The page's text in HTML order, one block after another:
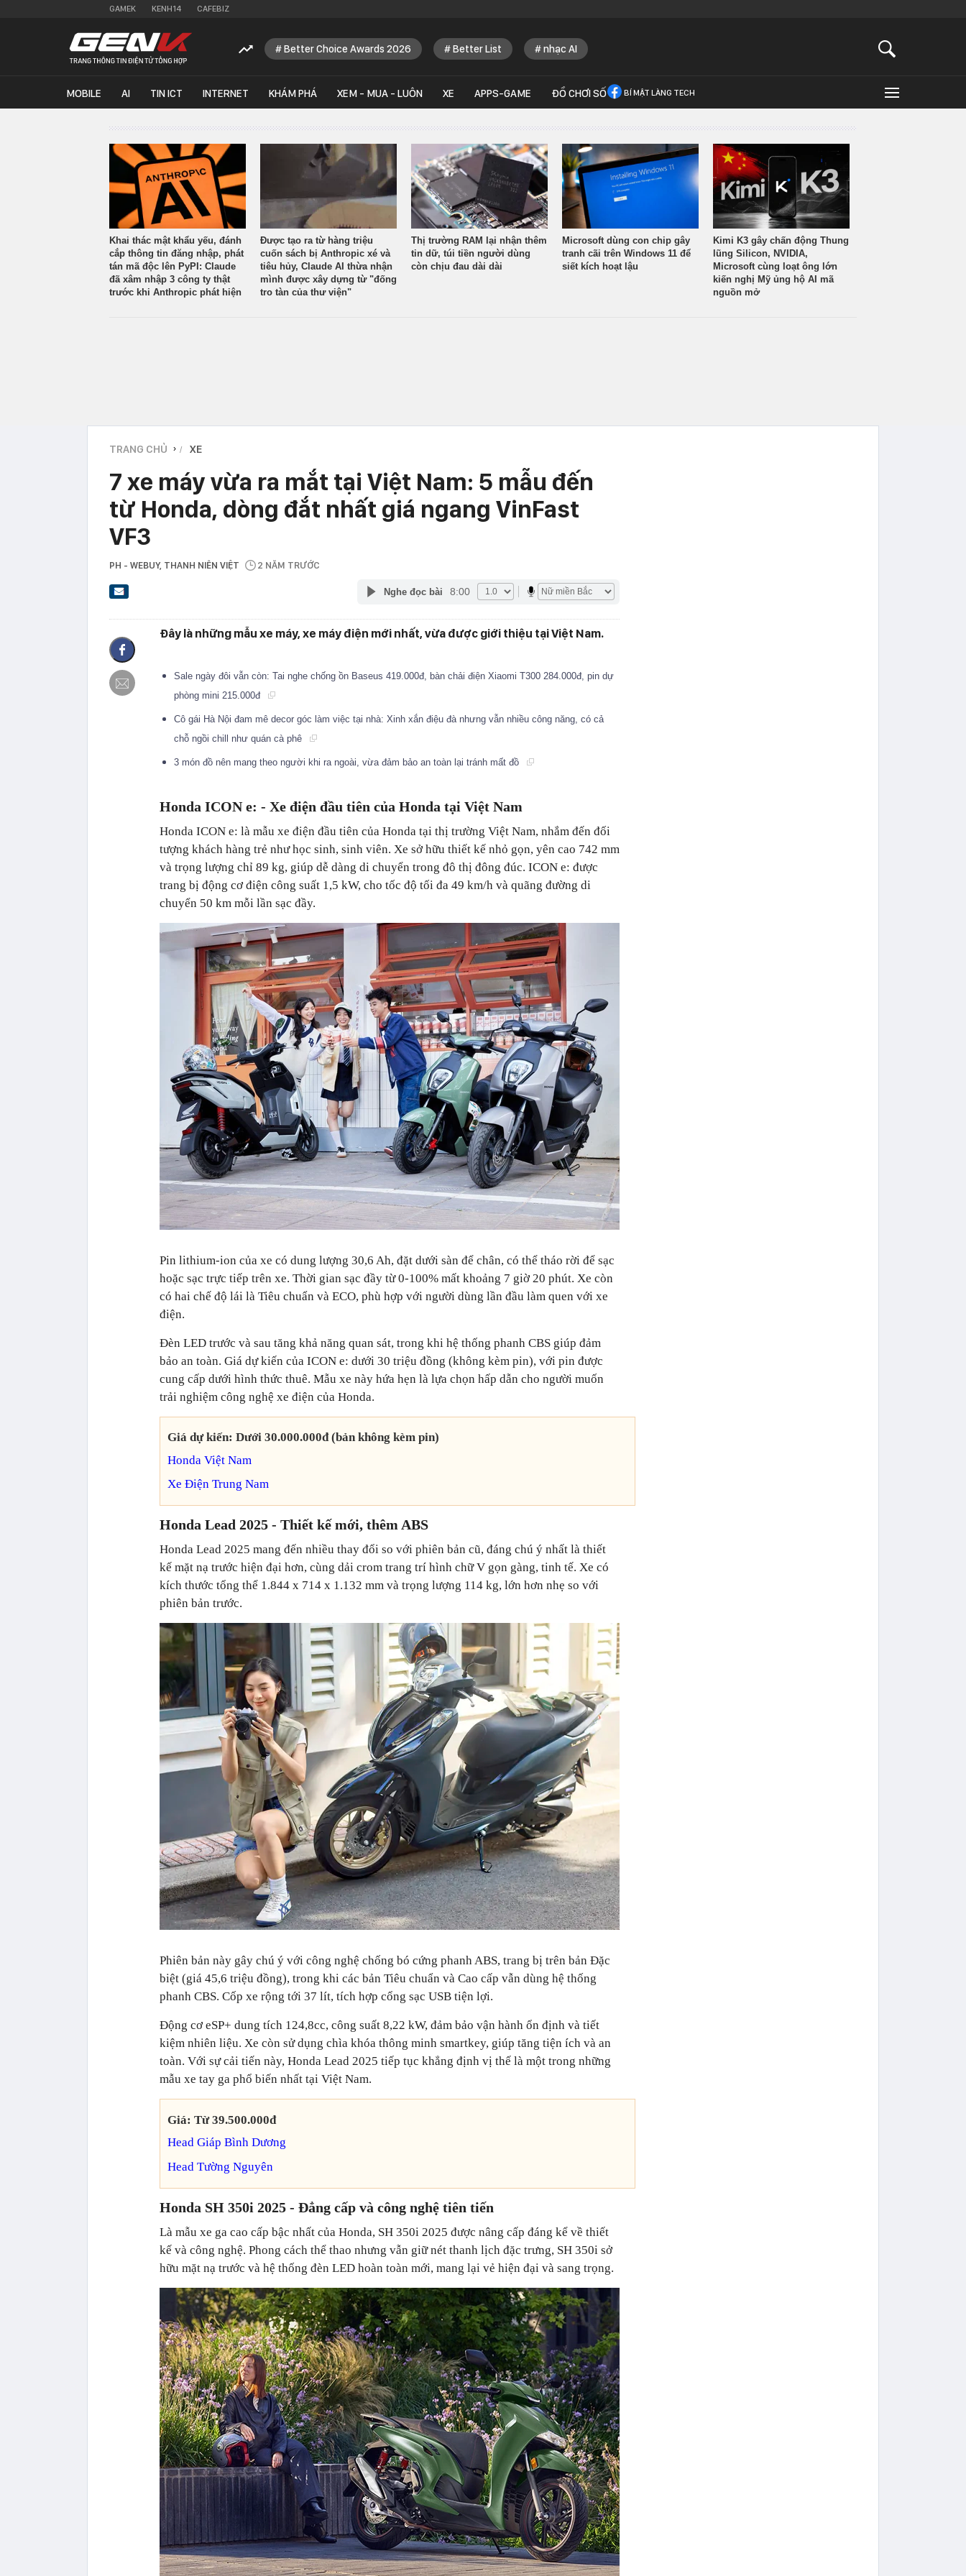
GAMEK KENH14 CAFEBIZ
Better Choice Awards 2026 Better List nhạc AI
MOBILE AI TIN ICT INTERNET KHÁM PHÁ XEM - MUA - LUÔN XE APPS-GAME ĐỒ CHƠI SỐ BÍ MẬT LÀNG TECH
Khai thác mật khẩu yếu, đánh
cắp thông tin đăng nhập, phát
tán mã độc lên PyPI: Claude
đã xâm nhập 3 công ty thật
trước khi Anthropic phát hiện
Được tạo ra từ hàng triệu
cuốn sách bị Anthropic xé và
tiêu hủy, Claude AI thừa nhận
mình được xây dựng từ "đống
tro tàn của thư viện"
Thị trường RAM lại nhận thêm
tin dữ, túi tiền người dùng
còn chịu đau dài dài
Microsoft dùng con chip gây
tranh cãi trên Windows 11 để
siết kích hoạt lậu
Kimi K3 gây chấn động Thung
lũng Silicon, NVIDIA,
Microsoft cùng loạt ông lớn
kiến nghị Mỹ ủng hộ AI mã
nguồn mở
TRANG CHỦ › XE
7 xe máy vừa ra mắt tại Việt Nam: 5 mẫu đến
từ Honda, dòng đắt nhất giá ngang VinFast
VF3
PH - WEBUY, THANH NIÊN VIỆT 2 NĂM TRƯỚC
Nghe đọc bài 8:00
Đây là những mẫu xe máy, xe máy điện mới nhất, vừa được giới thiệu tại Việt Nam.
Sale ngày đôi vẫn còn: Tai nghe chống ồn Baseus 419.000đ, bàn chải điện Xiaomi T300 284.000đ, pin dự
phòng mini 215.000đ
Cô gái Hà Nội đam mê decor góc làm việc tại nhà: Xinh xắn điệu đà nhưng vẫn nhiều công năng, có cả
chỗ ngồi chill như quán cà phê
3 món đồ nên mang theo người khi ra ngoài, vừa đảm bảo an toàn lại tránh mất đồ
Honda ICON e: - Xe điện đầu tiên của Honda tại Việt Nam
Honda ICON e: là mẫu xe điện đầu tiên của Honda tại thị trường Việt Nam, nhắm đến đối
tượng khách hàng trẻ như học sinh, sinh viên. Xe sở hữu thiết kế nhỏ gọn, yên cao 742 mm
và trọng lượng chỉ 89 kg, giúp dễ dàng di chuyển trong đô thị đông đúc. ICON e: được
trang bị động cơ điện công suất 1,5 kW, cho tốc độ tối đa 49 km/h và quãng đường di
chuyển 50 km mỗi lần sạc đầy.
Pin lithium-ion của xe có dung lượng 30,6 Ah, đặt dưới sàn để chân, có thể tháo rời để sạc
hoặc sạc trực tiếp trên xe. Thời gian sạc đầy từ 0-100% mất khoảng 7 giờ 20 phút. Xe còn
có hai chế độ lái là Tiêu chuẩn và ECO, phù hợp với người dùng lần đầu làm quen với xe
điện.
Đèn LED trước và sau tăng khả năng quan sát, trong khi hệ thống phanh CBS giúp đảm
bảo an toàn. Giá dự kiến của ICON e: dưới 30 triệu đồng (không kèm pin), với pin được
cung cấp dưới hình thức thuê. Mẫu xe này hứa hẹn là lựa chọn hấp dẫn cho người muốn
trải nghiệm công nghệ xe điện của Honda.
Giá dự kiến: Dưới 30.000.000đ (bản không kèm pin)
Honda Việt Nam
Xe Điện Trung Nam
Honda Lead 2025 - Thiết kế mới, thêm ABS
Honda Lead 2025 mang đến nhiều thay đổi so với phiên bản cũ, đáng chú ý nhất là thiết
kế mặt nạ trước hiện đại hơn, cùng dải crom trang trí hình chữ V gọn gàng, tinh tế. Xe có
kích thước tổng thể 1.844 x 714 x 1.132 mm và trọng lượng 114 kg, lớn hơn nhẹ so với
phiên bản trước.
Phiên bản này gây chú ý với công nghệ chống bó cứng phanh ABS, trang bị trên bản Đặc
biệt (giá 45,6 triệu đồng), trong khi các bản Tiêu chuẩn và Cao cấp vẫn dùng hệ thống
phanh CBS. Cốp xe rộng tới 37 lít, tích hợp cổng sạc USB tiện lợi.
Động cơ eSP+ dung tích 124,8cc, công suất 8,22 kW, đảm bảo vận hành ổn định và tiết
kiệm nhiên liệu. Xe còn sử dụng chìa khóa thông minh smartkey, giúp tăng tiện ích và an
toàn. Với sự cải tiến này, Honda Lead 2025 tiếp tục khẳng định vị thế là một trong những
mẫu xe tay ga phổ biến nhất tại Việt Nam.
Giá: Từ 39.500.000đ
Head Giáp Bình Dương
Head Tường Nguyên
Honda SH 350i 2025 - Đẳng cấp và công nghệ tiên tiến
Là mẫu xe ga cao cấp bậc nhất của Honda, SH 350i 2025 được nâng cấp đáng kể về thiết
kế và công nghệ. Phong cách thể thao nhưng vẫn giữ nét thanh lịch đặc trưng, SH 350i sở
hữu mặt nạ trước và hệ thống đèn LED hoàn toàn mới, mang lại vẻ hiện đại và sang trọng.